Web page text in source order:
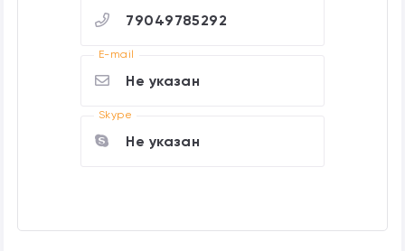
79049785292
E-mail
Не указан
Skype
Не указан